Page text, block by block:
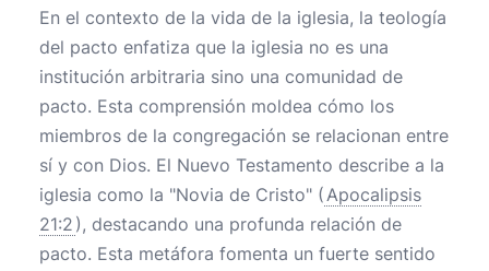
En el contexto de la vida de la iglesia, la teología
del pacto enfatiza que la iglesia no es una
institución arbitraria sino una comunidad de
pacto. Esta comprensión moldea cómo los
miembros de la congregación se relacionan entre
sí y con Dios. El Nuevo Testamento describe a la
iglesia como la "Novia de Cristo" (Apocalipsis
21:2 ), destacando una profunda relación de
pacto. Esta metáfora fomenta un fuerte sentido